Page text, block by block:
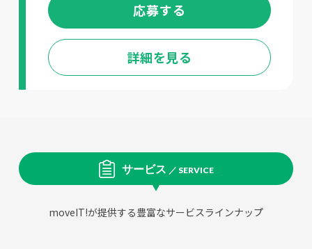
応募する
詳細を見る
サービス ／ SERVICE
moveIT!が提供する豊富なサービスラインナップ